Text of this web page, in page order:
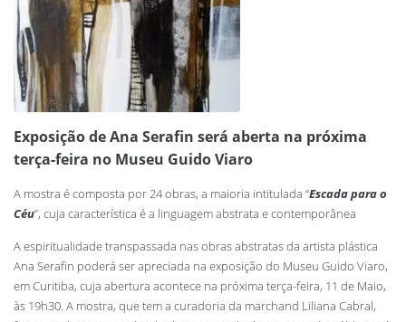
Exposição de Ana Serafin será aberta na próxima
terça-feira no Museu Guido Viaro
A mostra é composta por 24 obras, a maioria intitulada “Escada para o
Céu”, cuja característica é a linguagem abstrata e contemporânea
A espiritualidade transpassada nas obras abstratas da artista plástica
Ana Serafin poderá ser apreciada na exposição do Museu Guido Viaro,
em Curitiba, cuja abertura acontece na próxima terça-feira, 11 de Maio,
às 19h30. A mostra, que tem a curadoria da marchand Liliana Cabral,